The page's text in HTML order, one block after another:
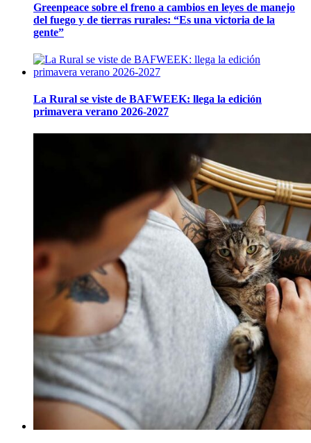
Greenpeace sobre el freno a cambios en leyes de manejo
del fuego y de tierras rurales: “Es una victoria de la
gente”
La Rural se viste de BAFWEEK: llega la edición
primavera verano 2026-2027